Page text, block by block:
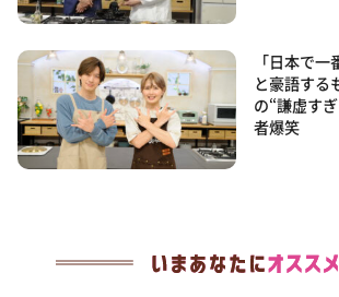
「日本で一
と豪語する
の“謙虚す
者爆笑